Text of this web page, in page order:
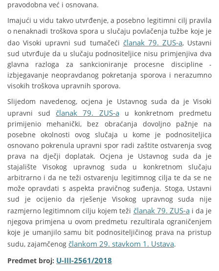
pravodobna već i osnovana.
Imajući u vidu takvo utvrđenje, a posebno legitimni cilj pravila
o nenaknadi troškova spora u slučaju povlačenja tužbe koje je
dao Visoki upravni sud tumačeći članak 79. ZUS-a, Ustavni
sud utvrđuje da u slučaju podnositeljice nisu primjenjiva dva
glavna razloga za sankcioniranje procesne discipline -
izbjegavanje neopravdanog pokretanja sporova i nerazumno
visokih troškova upravnih sporova.
Slijedom navedenog, ocjena je Ustavnog suda da je Visoki
upravni sud članak 79. ZUS-au konkretnom predmetu
primijenio mehanički, bez obraćanja dovoljno pažnje na
posebne okolnosti ovog slučaja u kome je podnositeljica
osnovano pokrenula upravni spor radi zaštite ostvarenja svog
prava na dječji doplatak. Ocjena je Ustavnog suda da je
stajalište Visokog upravnog suda u konkretnom slučaju
arbitrarno i da ne teži ostvarenju legitimnog cilja te da se ne
može opravdati s aspekta pravičnog suđenja. Stoga, Ustavni
sud je ocijenio da rješenje Visokog upravnog suda nije
razmjerno legitimnom cilju kojem teži članak 79. ZUS-ai da je
njegova primjena u ovom predmetu rezultirala ograničenjem
koje je umanjilo samu bit podnositeljičinog prava na pristup
sudu, zajamčenog člankom 29. stavkom 1. Ustava.
Predmet broj: U-III-2561/2018